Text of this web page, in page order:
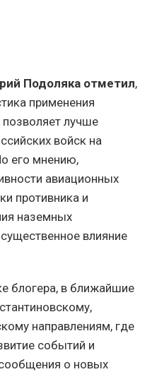
Подоляка отметил,
применения
лучше
войск на
его мнению,
авиационных
противника и
наземных
влияние
блогера, в ближайшие
направлениям, где
событий и
о новых